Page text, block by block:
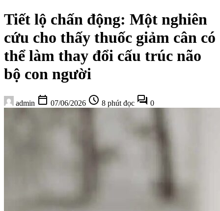
Tiết lộ chấn động: Một nghiên
cứu cho thấy thuốc giảm cân có
thể làm thay đổi cấu trúc não
bộ con người
admin calendar_today 07/06/2026 schedule 8 phút đọc forum 0